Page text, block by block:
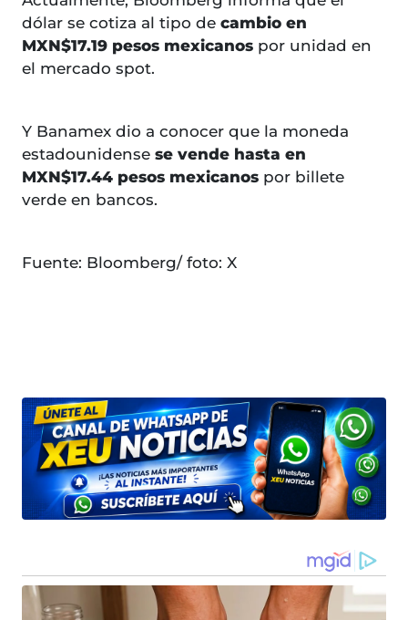
dólar se cotiza al tipo de cambio en
MXN$17.19 pesos mexicanos por unidad en
el mercado spot.
Y Banamex dio a conocer que la moneda
estadounidense se vende hasta en
MXN$17.44 pesos mexicanos por billete
verde en bancos.
Fuente: Bloomberg/ foto: X